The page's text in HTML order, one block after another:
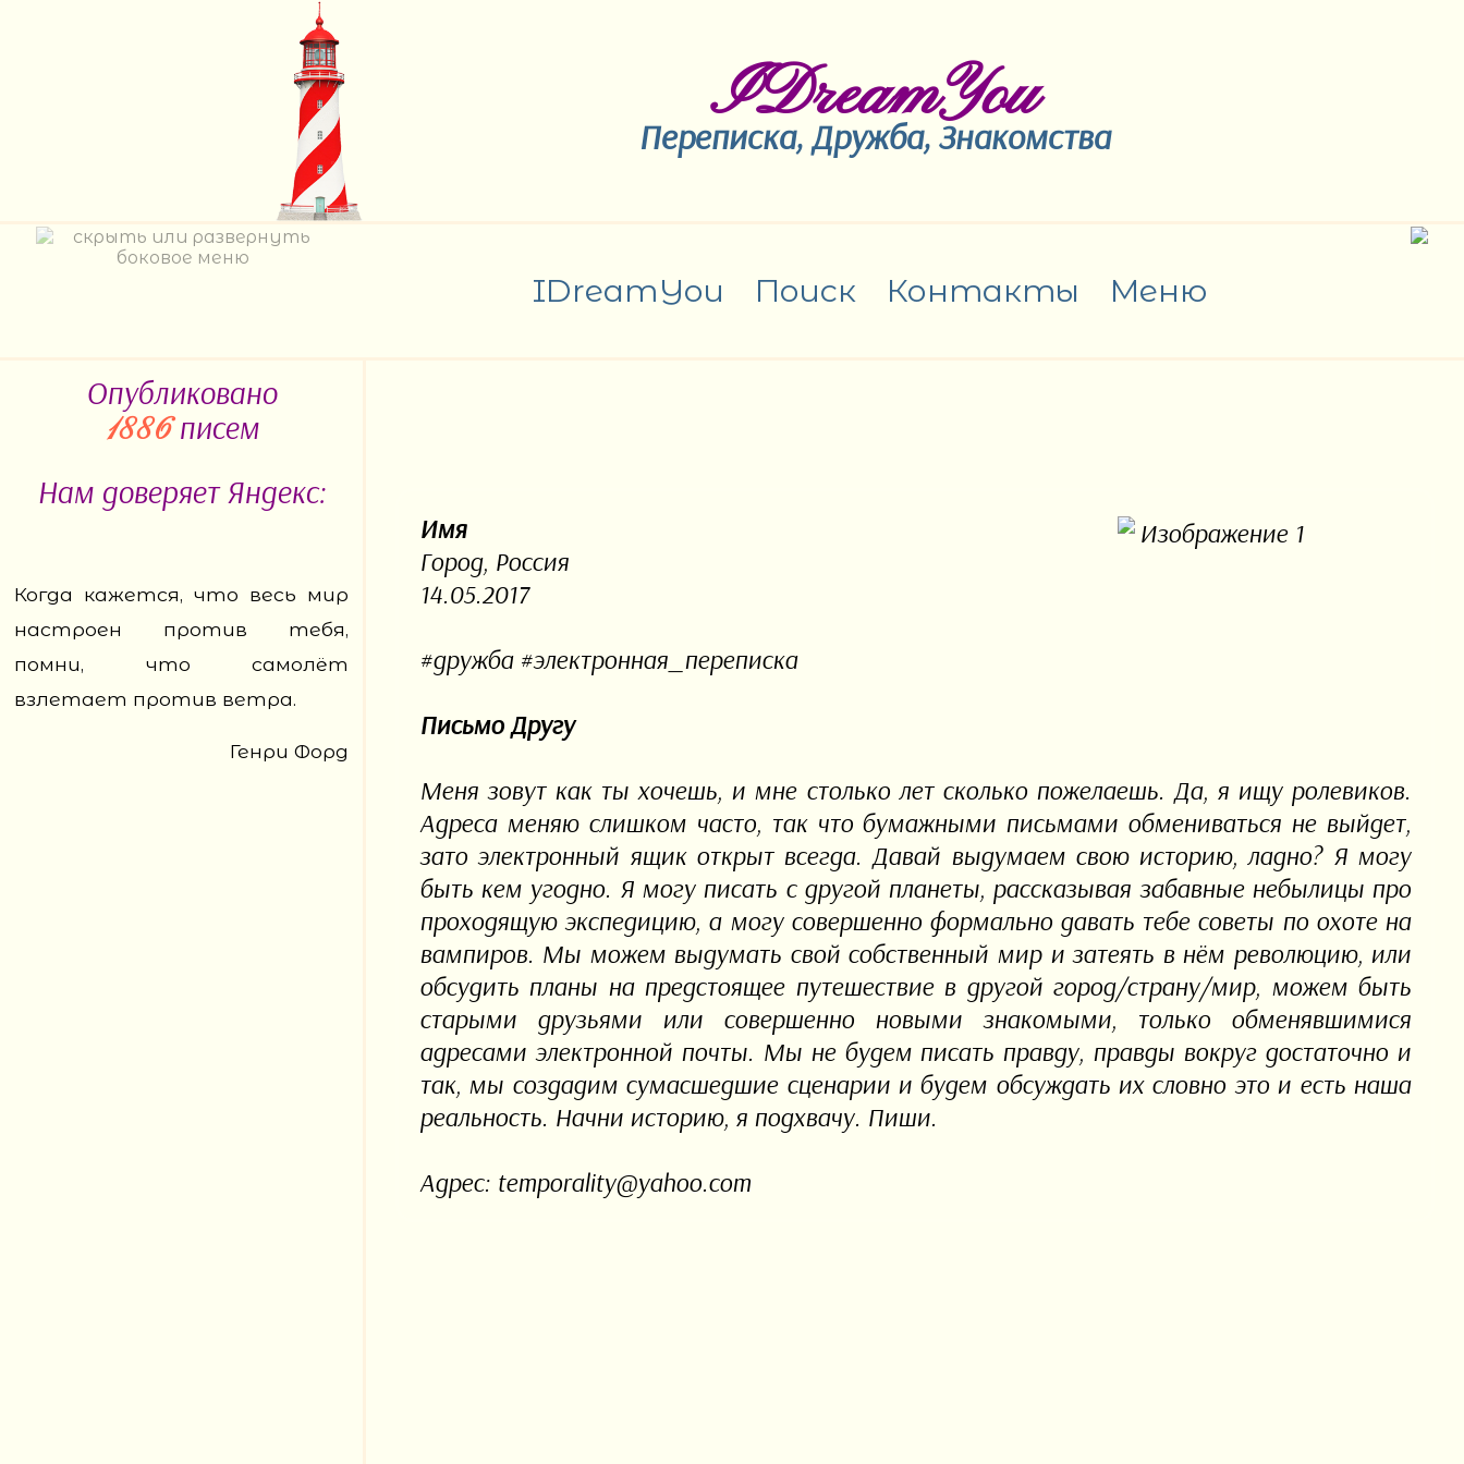
IDreamYou
Переписка, Дружба, Знакомства
IDreamYou Поиск Контакты Меню
Опубликовано
1886писем
Нам доверяет Яндекс:
Когда кажется, что весь мир
настроен против тебя,
помни, что самолёт
взлетает против ветра.
Генри Форд
Имя
Город, Россия
14.05.2017
#дружба #электронная_переписка
Письмо Другу
Меня зовут как ты хочешь, и мне столько лет сколько пожелаешь. Да, я ищу ролевиков.
Адреса меняю слишком часто, так что бумажными письмами обмениваться не выйдет,
зато электронный ящик открыт всегда. Давай выдумаем свою историю, ладно? Я могу
быть кем угодно. Я могу писать с другой планеты, рассказывая забавные небылицы про
проходящую экспедицию, а могу совершенно формально давать тебе советы по охоте на
вампиров. Мы можем выдумать свой собственный мир и затеять в нём революцию, или
обсудить планы на предстоящее путешествие в другой город/страну/мир, можем быть
старыми друзьями или совершенно новыми знакомыми, только обменявшимися
адресами электронной почты. Мы не будем писать правду, правды вокруг достаточно и
так, мы создадим сумасшедшие сценарии и будем обсуждать их словно это и есть наша
реальность. Начни историю, я подхвачу. Пиши.
Адрес: temporality@yahoo.com